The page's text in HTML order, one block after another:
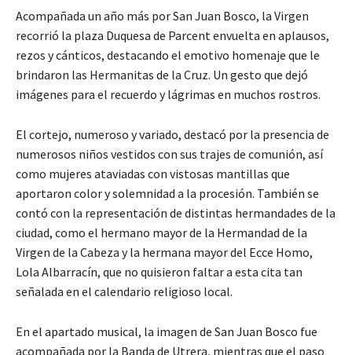
Acompañada un año más por San Juan Bosco, la Virgen
recorrió la plaza Duquesa de Parcent envuelta en aplausos,
rezos y cánticos, destacando el emotivo homenaje que le
brindaron las Hermanitas de la Cruz. Un gesto que dejó
imágenes para el recuerdo y lágrimas en muchos rostros.
El cortejo, numeroso y variado, destacó por la presencia de
numerosos niños vestidos con sus trajes de comunión, así
como mujeres ataviadas con vistosas mantillas que
aportaron color y solemnidad a la procesión. También se
contó con la representación de distintas hermandades de la
ciudad, como el hermano mayor de la Hermandad de la
Virgen de la Cabeza y la hermana mayor del Ecce Homo,
Lola Albarracín, que no quisieron faltar a esta cita tan
señalada en el calendario religioso local.
En el apartado musical, la imagen de San Juan Bosco fue
acompañada por la Banda de Utrera, mientras que el paso